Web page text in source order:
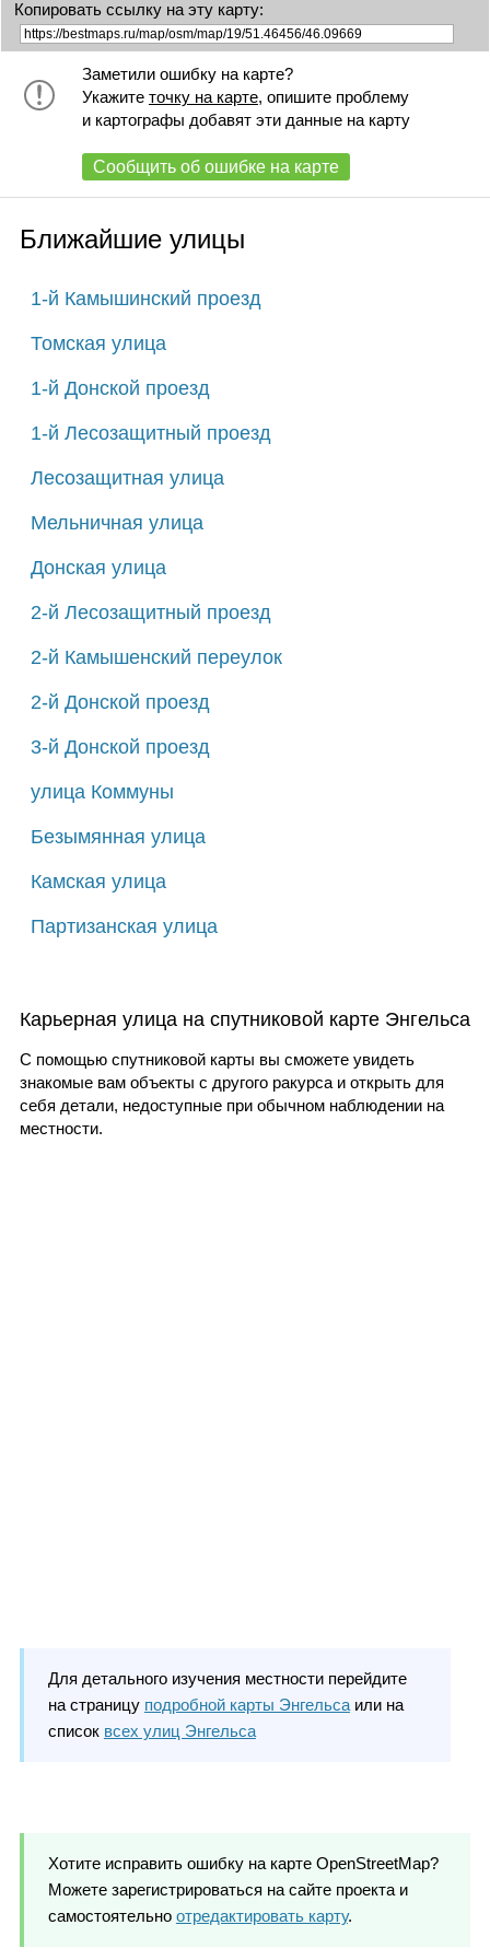
Копировать ссылку на эту карту:
Заметили ошибку на карте?
Укажите точку на карте, опишите проблему
и картографы добавят эти данные на карту
Сообщить об ошибке на карте
Ближайшие улицы
1-й Камышинский проезд
Томская улица
1-й Донской проезд
1-й Лесозащитный проезд
Лесозащитная улица
Мельничная улица
Донская улица
2-й Лесозащитный проезд
2-й Камышенский переулок
2-й Донской проезд
3-й Донской проезд
улица Коммуны
Безымянная улица
Камская улица
Партизанская улица
Карьерная улица на спутниковой карте Энгельса
С помощью спутниковой карты вы сможете увидеть
знакомые вам объекты с другого ракурса и открыть для
себя детали, недоступные при обычном наблюдении на
местности.
Для детального изучения местности перейдите
на страницу подробной карты Энгельсаили на
список всех улиц Энгельса
Хотите исправить ошибку на карте OpenStreetMap?
Можете зарегистрироваться на сайте проекта и
самостоятельно отредактировать карту.